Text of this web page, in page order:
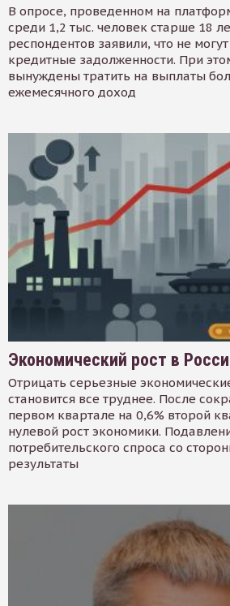
В опросе, проведенном на
среди 1,2 тыс. человек старше 18
респондентов заявили, что не
кредитные задолженности. При
вынуждены тратить на выплаты
ежемесячного доход
Экономический рост в
Отрицать серьезные
становится все труднее. После
первом квартале на 0,6% второй
нулевой рост экономики.
потребительского спроса со
результаты